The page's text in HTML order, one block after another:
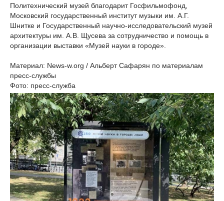
Политехнический музей благодарит Госфильмофонд,
Московский государственный институт музыки им. А.Г.
Шнитке и Государственный научно-исследовательский музей
архитектуры им. А.В. Щусева за сотрудничество и помощь в
организации выставки «Музей науки в городе».
Материал: News-w.org / Альберт Сафарян по материалам
пресс-службы
Фото: пресс-служба